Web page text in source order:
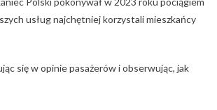
usług najchętniej korzystali mieszkańcy
się w opinie pasażerów i obserwując, jak